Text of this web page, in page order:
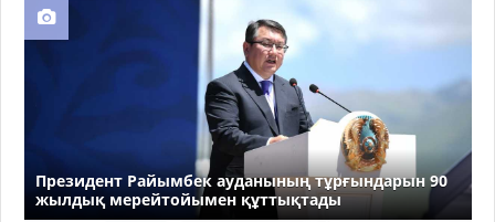
Президент Райымбек ауданының тұрғындарын 90
жылдық мерейтойымен құттықтады